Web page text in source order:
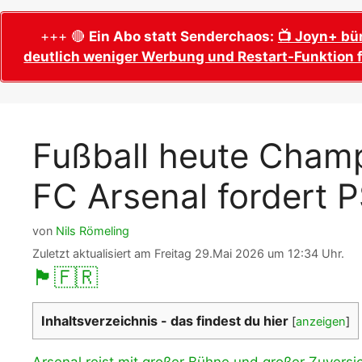
Wer wird Fußball-Weltmeister 2026?
Alle WM 2026 Trainer
Alle Fußball Weltmeister
Adidas Trionda: offizielle WM 2026
Spielball
Alle Nationalspieler der FIFA Fußball WM
2026
WM 2026 Qualifikation in Europa: Tabelle
& Spielplan
WM 2026
Termine,
WM 2026
WM 2026
WM 2026
Spielort
Ausfüllen &
Fußball WM
PDF zum
+++ 🔴 Ein Abo statt Senderchaos: 📺 Joyn+
deutlich weniger Werbung und Restart-
Fußball heute
FC Arsenal fordert
von Nils Römeling
Zuletzt aktualisiert am Freitag 29.Mai 2026 um 12:34 Uhr.
🏴󠁧󠁢󠁥󠁮󠁧󠁿🇫🇷
Inhaltsverzeichnis - das findest du hier [anzeigen]